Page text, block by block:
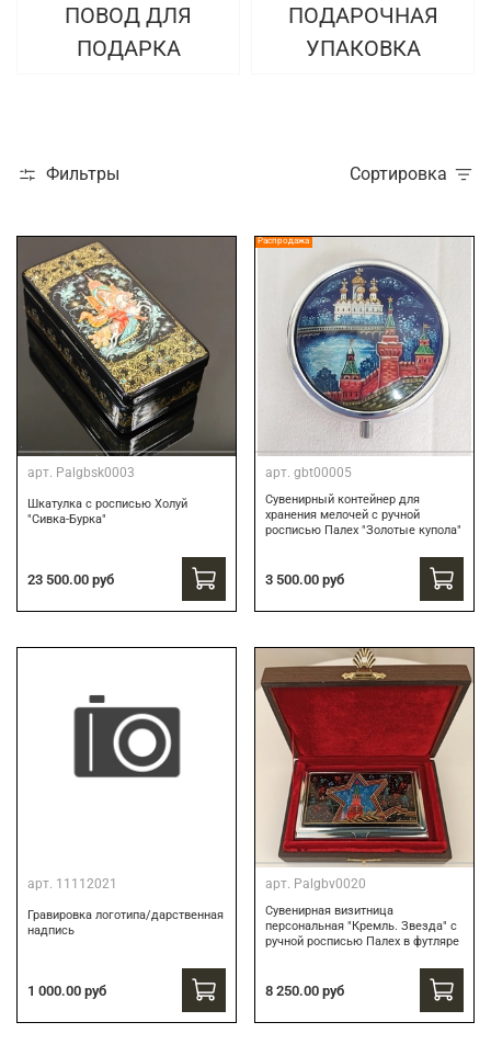
ПОВОД ДЛЯ
ПОДАРКА
ПОДАРОЧНАЯ
УПАКОВКА
Фильтры Сортировка
арт. Palgbsk0003
Шкатулка с росписью Холуй
"Сивка-Бурка"
23 500.00 руб
Распродажа
арт. gbt00005
Сувенирный контейнер для
хранения мелочей с ручной
росписью Палех "Золотые купола"
3 500.00 руб
арт. 11112021
Гравировка логотипа/дарственная
надпись
1 000.00 руб
арт. Palgbv0020
Сувенирная визитница
персональная "Кремль. Звезда" с
ручной росписью Палех в футляре
8 250.00 руб